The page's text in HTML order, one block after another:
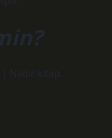
| Nadir kitap.